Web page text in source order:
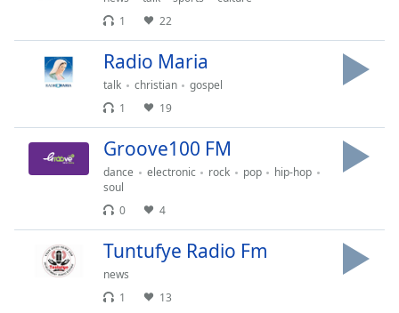
Done
dialog
window.
1
22
Radio Maria
talk christian
gospel
1
19
Groove100 FM
dance electronic rock pop
hip-hop
soul
0
4
Tuntufye Radio Fm
news
1
13